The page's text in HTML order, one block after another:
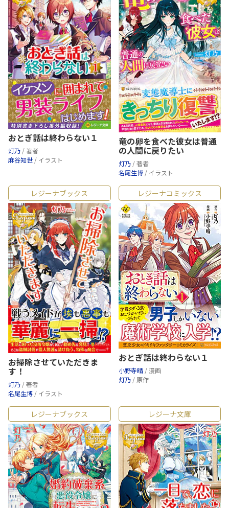
おとぎ話は終わらない１
灯乃 / 著者
麻谷知世 / イラスト
竜の卵を食べた彼女は普通
の人間に戻りたい
灯乃 / 著者
名尾生博 / イラスト
レジーナブックス
お掃除させていただきま
す！
灯乃 / 著者
名尾生博 / イラスト
レジーナコミックス
おとぎ話は終わらない１
小野寺晴 / 漫画
灯乃 / 原作
レジーナブックス レジーナ文庫